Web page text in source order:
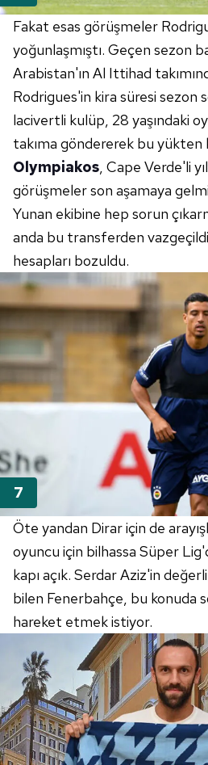
toplumu hizmetlerinin sunulması
kullanılmaktadır. Diğer çerezler,
kılınması ve kişiselleştirilmesi ve
reklam/pazarlama faaliyetlerinin
sınırlı olarak açık rızanız
Çerezlere ilişkin tercihlerinizi
vasıtasıyla belirleyebilirsiniz.
için Ayarlar butonuna tıklayabilir,
Metnimiziziyaret edebilirsiniz.
6698 sayılı Kişisel Verilerin
hazırlanmış Aydınlatma
ilgili mevzuata uygun olarak
almak için lütfentıklayınız
Fakat esas görüşmeler
yoğunlaşmıştı. Geçen sezon
Arabistan'ın Al Ittihad
Rodrigues'in kira süresi sezon
lacivertli kulüp, 28 yaşındaki
takıma göndererek bu
Olympiakos, Cape Verde'li
görüşmeler son aşamaya
Yunan ekibine hep sorun
anda bu transferden
hesapları bozuldu.
Öte yandan Dirar için de
oyuncu için bilhassa Süper
kapı açık. Serdar Aziz'in
bilen Fenerbahçe, bu konuda
hareket etmek istiyor.